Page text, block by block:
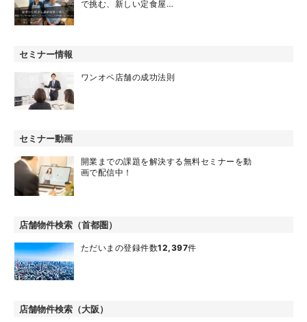
で挑む、新しい定食屋…
セミナー情報
ワンオペ店舗の成功法則
セミナー動画
開業までの課題を解決する無料セミナーを動
画で配信中！
店舗物件検索（首都圏）
ただいまの登録件数12,397件
店舗物件検索（大阪）